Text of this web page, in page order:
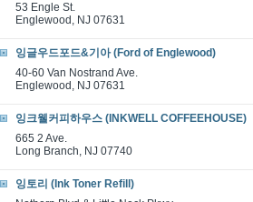
53 Engle St.
Englewood, NJ 07631
잉글우드포드&기아 (Ford of Englewood)
40-60 Van Nostrand Ave.
Englewood, NJ 07631
잉크웰커피하우스 (INKWELL COFFEEHOUSE)
665 2 Ave.
Long Branch, NJ 07740
잉토리 (Ink Toner Refill)